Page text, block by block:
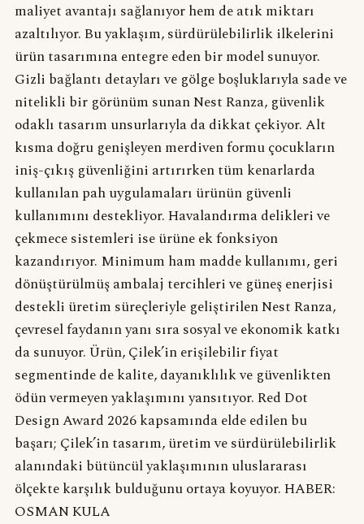
maliyet avantajı sağlanıyor hem de atık miktarı
azaltılıyor. Bu yaklaşım, sürdürülebilirlik ilkelerini
ürün tasarımına entegre eden bir model sunuyor.
Gizli bağlantı detayları ve gölge boşluklarıyla sade ve
nitelikli bir görünüm sunan Nest Ranza, güvenlik
odaklı tasarım unsurlarıyla da dikkat çekiyor. Alt
kısma doğru genişleyen merdiven formu çocukların
iniş-çıkış güvenliğini artırırken tüm kenarlarda
kullanılan pah uygulamaları ürünün güvenli
kullanımını destekliyor. Havalandırma delikleri ve
çekmece sistemleri ise ürüne ek fonksiyon
kazandırıyor. Minimum ham madde kullanımı, geri
dönüştürülmüş ambalaj tercihleri ve güneş enerjisi
destekli üretim süreçleriyle geliştirilen Nest Ranza,
çevresel faydanın yanı sıra sosyal ve ekonomik katkı
da sunuyor. Ürün, Çilek’in erişilebilir fiyat
segmentinde de kalite, dayanıklılık ve güvenlikten
ödün vermeyen yaklaşımını yansıtıyor. Red Dot
Design Award 2026 kapsamında elde edilen bu
başarı; Çilek’in tasarım, üretim ve sürdürülebilirlik
alanındaki bütüncül yaklaşımının uluslararası
ölçekte karşılık bulduğunu ortaya koyuyor. HABER:
OSMAN KULA